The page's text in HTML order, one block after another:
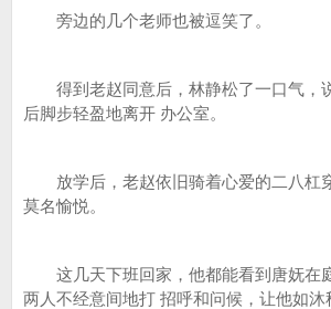
旁边的几个老师也被逗笑了。
得到老赵同意后，林静松了一口气，
后脚步轻盈地离开 办公室。
放学后，老赵依旧骑着心爱的二八杠
莫名愉悦。
这几天下班回家，他都能看到唐妩在
两人不经意间地打 招呼和问候，让他如沐